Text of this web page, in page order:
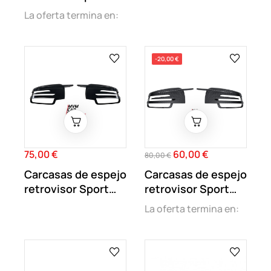
Mercedes...
La oferta termina en:
Precio
75,00 €
Carcasas de espejo
retrovisor Sport
-20,00 €
Precio
regular
80,00 € Precio
60,00 €
Carcasas de espejo
retrovisor Sport
Look...
La oferta termina en: